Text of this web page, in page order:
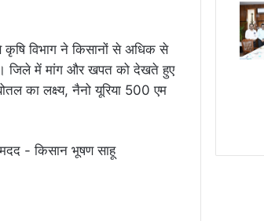
कृषि विभाग ने किसानों से अधिक से
जिले में मांग और खपत को देखते हुए
का लक्ष्य, नैनो यूरिया 500 एम